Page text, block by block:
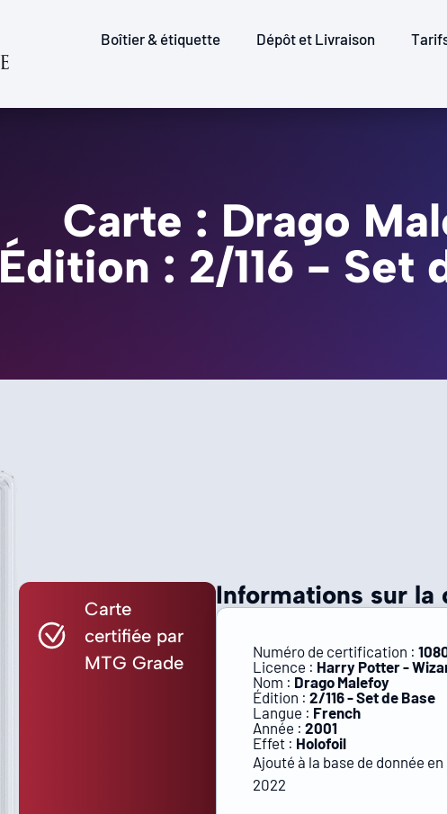
Boîtier & étiquette Dépôt et Livraison
Carte : Drago
Édition : 2/116 - Set
Carte
certifiée par
MTG Grade
Informations sur la
Numéro de certification :
Licence : Harry Potter -
Nom : Drago Malefoy
Édition :2/116 - Set de Base
Langue : French
Année :2001
Effet : Holofoil
Ajouté à la base de donnée
2022